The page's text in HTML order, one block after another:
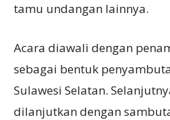
tamu undangan lainnya.
Acara diawali dengan
sebagai bentuk
Sulawesi Selatan.
dilanjutkan dengan